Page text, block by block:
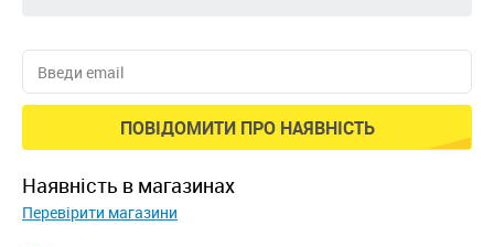
ПОВІДОМИТИ ПРО НАЯВНІСТЬ
наявність в магазинах
Перевірити магазини